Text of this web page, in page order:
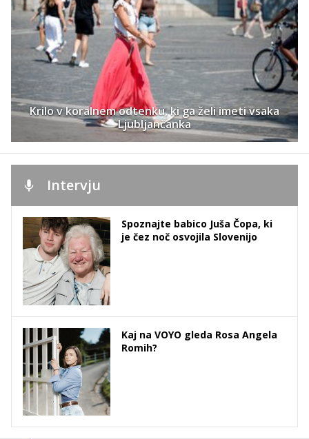
Krilo v koralnem odtenku, ki ga želi imeti vsaka
Ljubljančanka
Intervju
Spoznajte babico Juša Čopa, ki
je čez noč osvojila Slovenijo
Kaj na VOYO gleda Rosa Angela
Romih?